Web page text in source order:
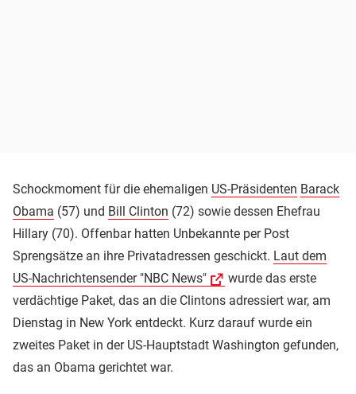
Schockmoment für die ehemaligen US-Präsidenten Barack
Obama (57) und Bill Clinton (72) sowie dessen Ehefrau
Hillary (70). Offenbar hatten Unbekannte per Post
Sprengsätze an ihre Privatadressen geschickt. Laut dem
US-Nachrichtensender "NBC News"
wurde das erste
verdächtige Paket, das an die Clintons adressiert war, am
Dienstag in New York entdeckt. Kurz darauf wurde ein
zweites Paket in der US-Hauptstadt Washington gefunden,
das an Obama gerichtet war.